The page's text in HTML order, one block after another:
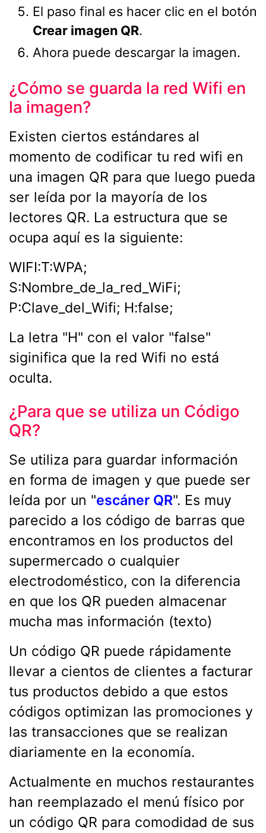
El paso final es hacer clic en el botón
Crear imagen QR.
Ahora puede descargar la imagen.
¿Cómo se guarda la red Wifi en
la imagen?
Existen ciertos estándares al
momento de codificar tu red wifi en
una imagen QR para que luego pueda
ser leída por la mayoría de los
lectores QR. La estructura que se
ocupa aquí es la siguiente:
WIFI:T:WPA;
S:Nombre_de_la_red_WiFi;
P:Clave_del_Wifi; H:false;
La letra "H" con el valor "false"
siginifica que la red Wifi no está
oculta.
¿Para que se utiliza un Código
QR?
Se utiliza para guardar información
en forma de imagen y que puede ser
leída por un "escáner QR". Es muy
parecido a los código de barras que
encontramos en los productos del
supermercado o cualquier
electrodoméstico, con la diferencia
en que los QR pueden almacenar
mucha mas información (texto)
Un código QR puede rápidamente
llevar a cientos de clientes a facturar
tus productos debido a que estos
códigos optimizan las promociones y
las transacciones que se realizan
diariamente en la economía.
Actualmente en muchos restaurantes
han reemplazado el menú físico por
un código QR para comodidad de sus